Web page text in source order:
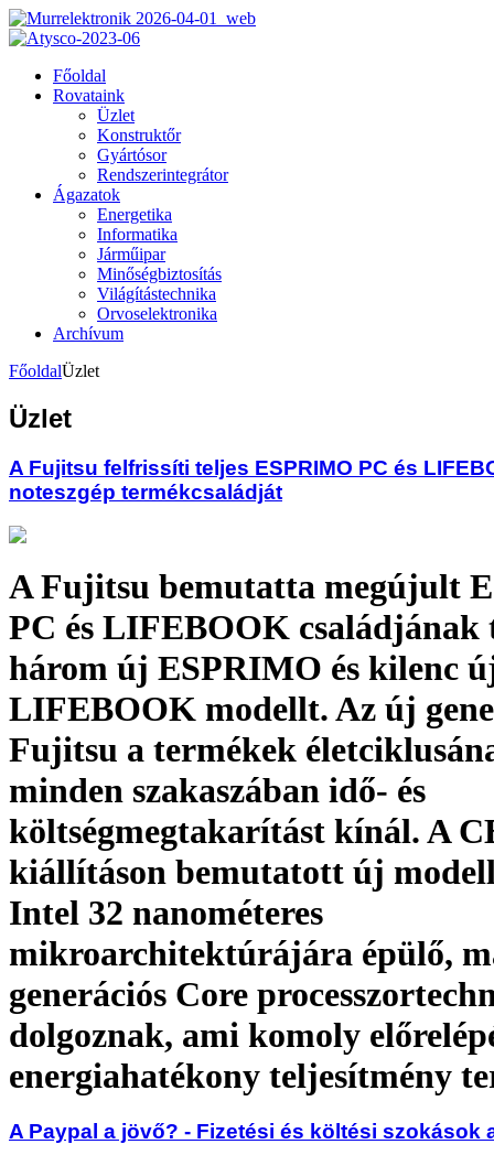
Főoldal
Rovataink
Üzlet
Konstruktőr
Gyártósor
Rendszerintegrátor
Ágazatok
Energetika
Informatika
Járműipar
Minőségbiztosítás
Világítástechnika
Orvoselektronika
Archívum
FőoldalÜzlet
Üzlet
A Fujitsu felfrissíti teljes ESPRIMO PC és
noteszgép termékcsaládját
A Fujitsu bemutatta megújult
PC és LIFEBOOK
három új ESPRIMO és kilenc
LIFEBOOK modellt. Az új
Fujitsu a termékek
minden szakaszában idő- és
költségmegtakarítást kínál. A
kiállításon bemutatott új
Intel 32 nanométeres
mikroarchitektúrájára épülő,
generációs Core
dolgoznak, ami komoly
energiahatékony teljesítmény
A Paypal a jövő? - Fizetési és költési szokások